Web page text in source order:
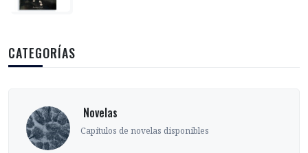
CATEGORÍAS
‎ Novelas
Capítulos de novelas disponibles